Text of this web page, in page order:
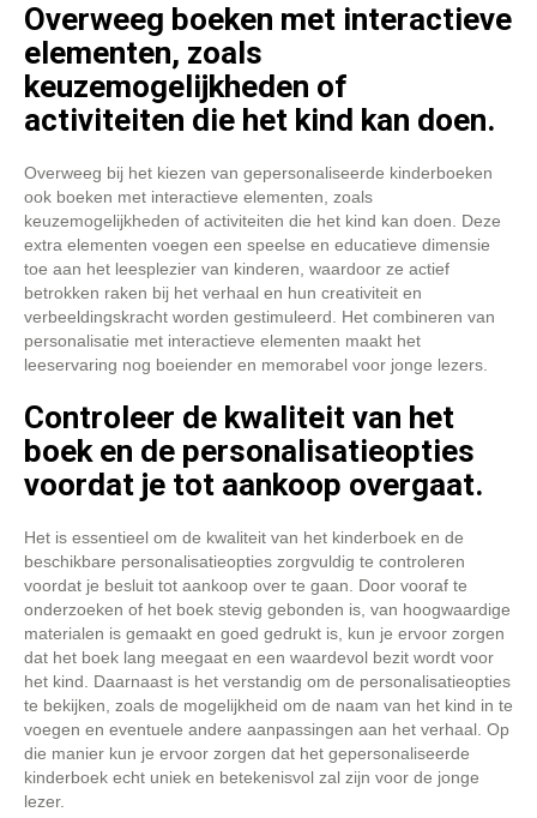
Overweeg boeken met interactieve
elementen, zoals
keuzemogelijkheden of
activiteiten die het kind kan doen.
Overweeg bij het kiezen van gepersonaliseerde kinderboeken
ook boeken met interactieve elementen, zoals
keuzemogelijkheden of activiteiten die het kind kan doen. Deze
extra elementen voegen een speelse en educatieve dimensie
toe aan het leesplezier van kinderen, waardoor ze actief
betrokken raken bij het verhaal en hun creativiteit en
verbeeldingskracht worden gestimuleerd. Het combineren van
personalisatie met interactieve elementen maakt het
leeservaring nog boeiender en memorabel voor jonge lezers.
Controleer de kwaliteit van het
boek en de personalisatieopties
voordat je tot aankoop overgaat.
Het is essentieel om de kwaliteit van het kinderboek en de
beschikbare personalisatieopties zorgvuldig te controleren
voordat je besluit tot aankoop over te gaan. Door vooraf te
onderzoeken of het boek stevig gebonden is, van hoogwaardige
materialen is gemaakt en goed gedrukt is, kun je ervoor zorgen
dat het boek lang meegaat en een waardevol bezit wordt voor
het kind. Daarnaast is het verstandig om de personalisatieopties
te bekijken, zoals de mogelijkheid om de naam van het kind in te
voegen en eventuele andere aanpassingen aan het verhaal. Op
die manier kun je ervoor zorgen dat het gepersonaliseerde
kinderboek echt uniek en betekenisvol zal zijn voor de jonge
lezer.